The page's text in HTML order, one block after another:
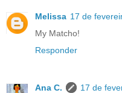
Melissa 17 de
My Matcho!
Responder
Ana C.
17 de